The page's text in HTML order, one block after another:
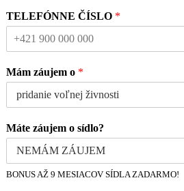
TELEFÓNNE ČÍSLO *
Mám záujem o *
Máte záujem o sídlo?
BONUS AŽ 9 MESIACOV SÍDLA ZADARMO!